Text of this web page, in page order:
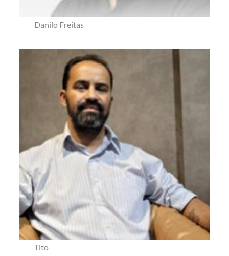
Danilo Freitas
Tito